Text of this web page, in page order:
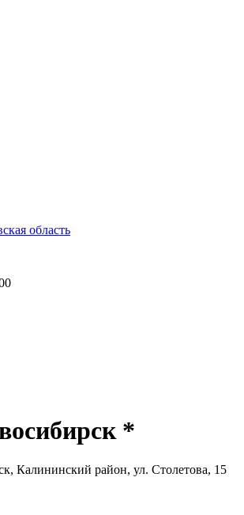
область
*
Калининский район, ул. Столетова, 15